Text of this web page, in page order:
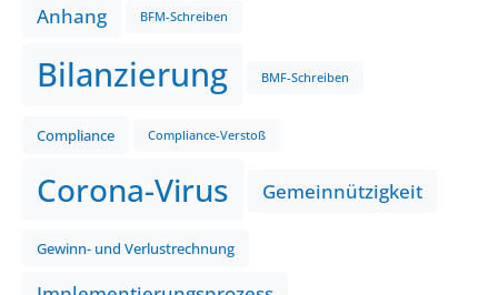
Anhang BFM-Schreiben
Bilanzierung BMF-Schreiben
Compliance Compliance-Verstoß
Corona-Virus Gemeinnützigkeit
Gewinn- und Verlustrechnung